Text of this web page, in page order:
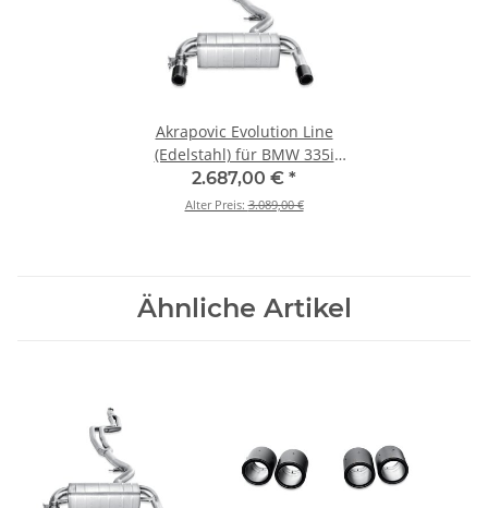
Akrapovic Evolution Line
(Edelstahl) für BMW 335i
(F30, F31) BJ 2012 > 2015
(MTP-BM/SS/1H)
2.687,00 € *
Alter Preis:3.089,00 €
Ähnliche Artikel